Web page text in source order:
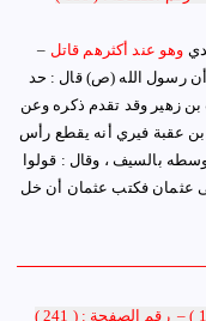
– وهو عند أكثرهم قاتل
رسول الله (ص) قال : حد
زهير وقد تقدم ذكره وعن
بن عقبة فيري أنه يقطع رأس
بالسيف ، وقال : قولوا
عثمان فكتب عثمان أن خل
– رقم الصفحة : ( 241 )